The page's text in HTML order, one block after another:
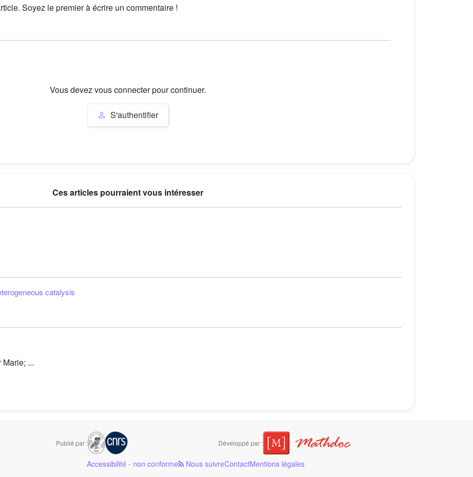
Soyez le premier à écrire un commentaire !
Vous devez vous connecter pour continuer.
S'authentifier
Ces articles pourraient vous intéresser
catalysis
...
Publié par :
Développé par :
Accessibilité - non conforme Nous suivreContactMentions légales